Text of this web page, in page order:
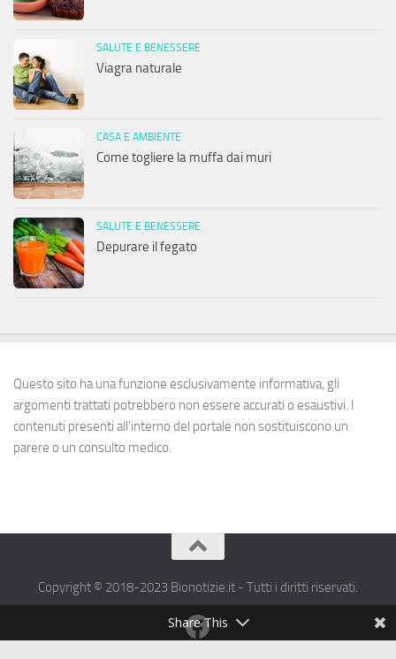
SALUTE E BENESSERE
Viagra naturale
CASA E AMBIENTE
Come togliere la muffa dai muri
SALUTE E BENESSERE
Depurare il fegato
Questo sito ha una funzione esclusivamente informativa, gli
argomenti trattati potrebbero non essere accurati o esaustivi. I
contenuti presenti all’interno del portale non sostituiscono un
parere o un consulto medico.
Copyright © 2018-2023 Bionotizie.it - Tutti i diritti riservati.
Share This